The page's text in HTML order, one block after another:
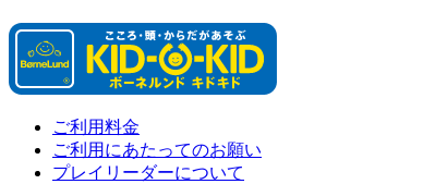
ご利用料金
ご利用にあたってのお願い
プレイリーダーについて